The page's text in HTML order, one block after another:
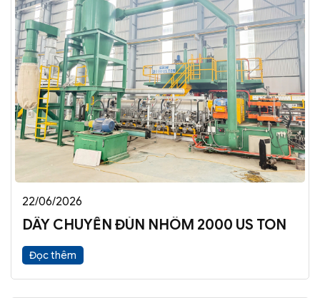
22/06/2026
DÂY CHUYỀN ĐÙN NHÔM 2000 US TON
Đọc thêm